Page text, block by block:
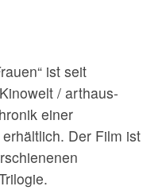
ist seit
/ arthaus-
einer
Der Film ist